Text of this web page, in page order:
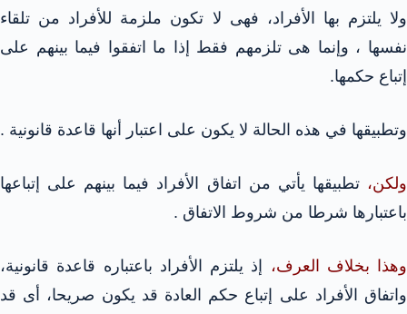
ولا يلتزم بها الأفراد، فهى لا تكون ملزمة للأفراد من تلقاء
نفسها ، وإنما هى تلزمهم فقط إذا ما اتفقوا فيما بينهم على
إتباع حكمها.
وتطبيقها في هذه الحالة لا يكون على اعتبار أنها قاعدة قانونية .
ولكن، تطبيقها يأتي من اتفاق الأفراد فيما بينهم على إتباعها
باعتبارها شرطا من شروط الاتفاق .
وهذا بخلاف العرف،
إذ يلتزم الأفراد باعتباره قاعدة قانونية،
واتفاق الأفراد على إتباع حكم العادة قد يكون صريحا، أى قد